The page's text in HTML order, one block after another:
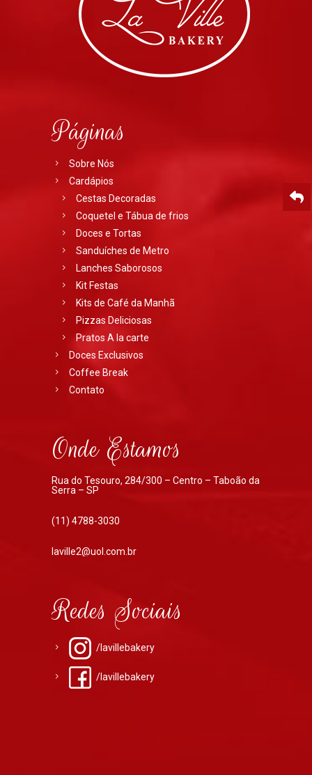
Páginas
Sobre Nós
Cardápios
Cestas Decoradas
Coquetel e Tábua de frios
Doces e Tortas
Sanduíches de Metro
Lanches Saborosos
Kit Festas
Kits de Café da Manhã
Pizzas Deliciosas
Pratos A la carte
Doces Exclusivos
Coffee Break
Contato
Onde Estamos
Rua do Tesouro, 284/300 – Centro – Taboão da
Serra – SP
(11) 4788-3030
laville2@uol.com.br
Redes Sociais
/lavillebakery
/lavillebakery